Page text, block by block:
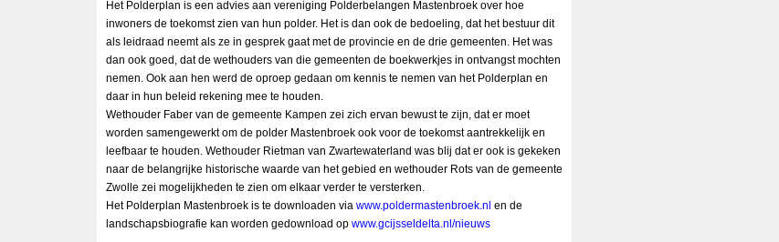
Het Polderplan is een advies aan vereniging Polderbelangen Mastenbroek over hoe
inwoners de toekomst zien van hun polder. Het is dan ook de bedoeling, dat het bestuur dit
als leidraad neemt als ze in gesprek gaat met de provincie en de drie gemeenten. Het was
dan ook goed, dat de wethouders van die gemeenten de boekwerkjes in ontvangst mochten
nemen. Ook aan hen werd de oproep gedaan om kennis te nemen van het Polderplan en
daar in hun beleid rekening mee te houden.
Wethouder Faber van de gemeente Kampen zei zich ervan bewust te zijn, dat er moet
worden samengewerkt om de polder Mastenbroek ook voor de toekomst aantrekkelijk en
leefbaar te houden. Wethouder Rietman van Zwartewaterland was blij dat er ook is gekeken
naar de belangrijke historische waarde van het gebied en wethouder Rots van de gemeente
Zwolle zei mogelijkheden te zien om elkaar verder te versterken.
Het Polderplan Mastenbroek is te downloaden via www.poldermastenbroek.nl en de
landschapsbiografie kan worden gedownload op www.gcijsseldelta.nl/nieuws